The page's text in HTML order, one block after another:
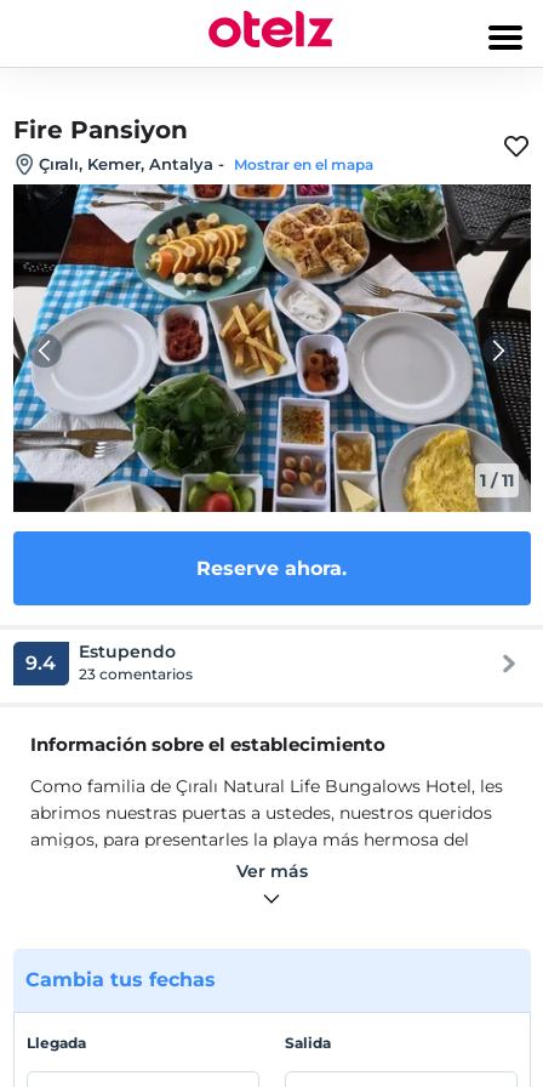
Fire Pansiyon
Çıralı, Kemer, Antalya - Mostrar en el mapa
1 /11
Reserve ahora.
9.4 Estupendo
23 comentarios
Información sobre el establecimiento
Como familia de Çıralı Natural Life Bungalows Hotel, les
abrimos nuestras puertas a ustedes, nuestros queridos
amigos, para presentarles la playa más hermosa del
mundo, en su naturaleza virgen y única, en el aire donde
encontramos paz, calidad, confianza, paz. , el más azul
los días en que será nuestro invitado para servirle en un
ambiente familiar con nuestros 10 años de experiencia y
Nuestro único objetivo es dejarlos a ustedes, nuestros
queridos amigos, lejos de los entornos ruidosos y poco
Ver más
Cambia tus fechas
Llegada Salida